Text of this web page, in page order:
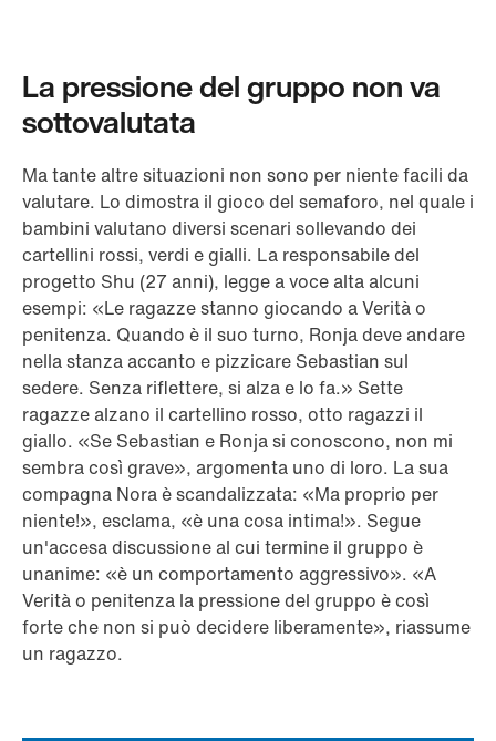
La pressione del gruppo non va
sottovalutata
Ma tante altre situazioni non sono per niente facili da
valutare. Lo dimostra il gioco del semaforo, nel quale i
bambini valutano diversi scenari sollevando dei
cartellini rossi, verdi e gialli. La responsabile del
progetto Shu (27 anni), legge a voce alta alcuni
esempi: «Le ragazze stanno giocando a Verità o
penitenza. Quando è il suo turno, Ronja deve andare
nella stanza accanto e pizzicare Sebastian sul
sedere. Senza riflettere, si alza e lo fa.» Sette
ragazze alzano il cartellino rosso, otto ragazzi il
giallo. «Se Sebastian e Ronja si conoscono, non mi
sembra così grave», argomenta uno di loro. La sua
compagna Nora è scandalizzata: «Ma proprio per
niente!», esclama, «è una cosa intima!». Segue
un'accesa discussione al cui termine il gruppo è
unanime: «è un comportamento aggressivo». «A
Verità o penitenza la pressione del gruppo è così
forte che non si può decidere liberamente», riassume
un ragazzo.